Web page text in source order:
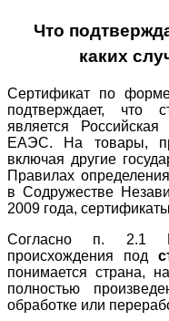
Что
каких
Сертификат по
подтверждает, что
является
ЕАЭС. На товары,
включая другие
Правилах
в Содружестве
2009 года,
Согласно п. 2.1
происхождения под
понимается страна,
полностью
обработке или